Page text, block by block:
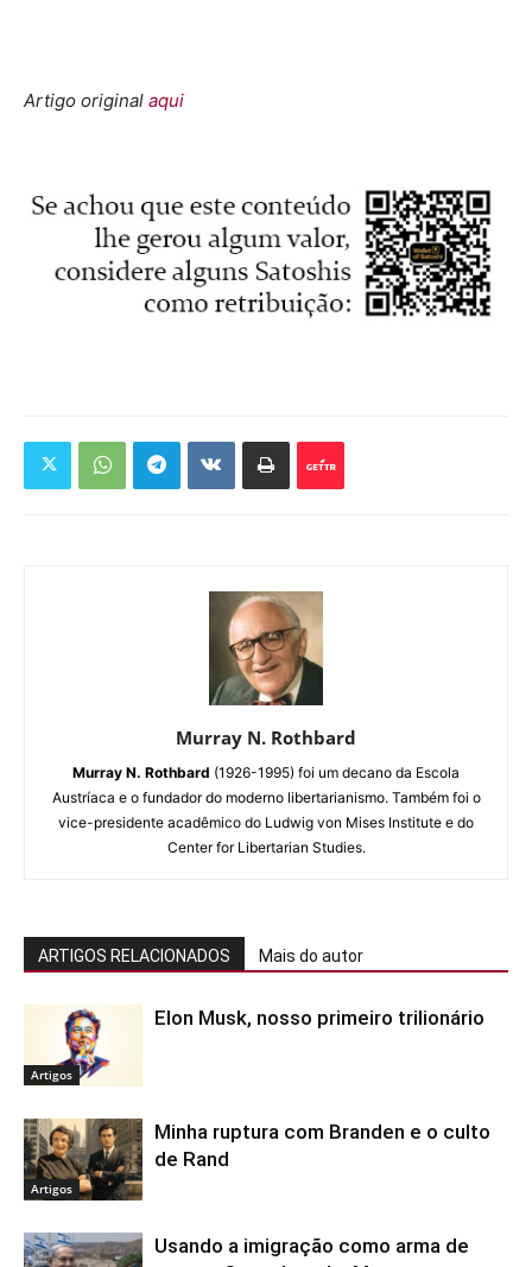
Artigo original aqui
Murray N. Rothbard
Murray N. Rothbard (1926-1995) foi um decano da Escola
Austríaca e o fundador do moderno libertarianismo. Também foi o
vice-presidente acadêmico do Ludwig von Mises Institute e do
Center for Libertarian Studies.
ARTIGOS RELACIONADOS Mais do autor
Artigos
Elon Musk, nosso primeiro trilionário
Artigos
Minha ruptura com Branden e o culto
de Rand
Usando a imigração como arma de